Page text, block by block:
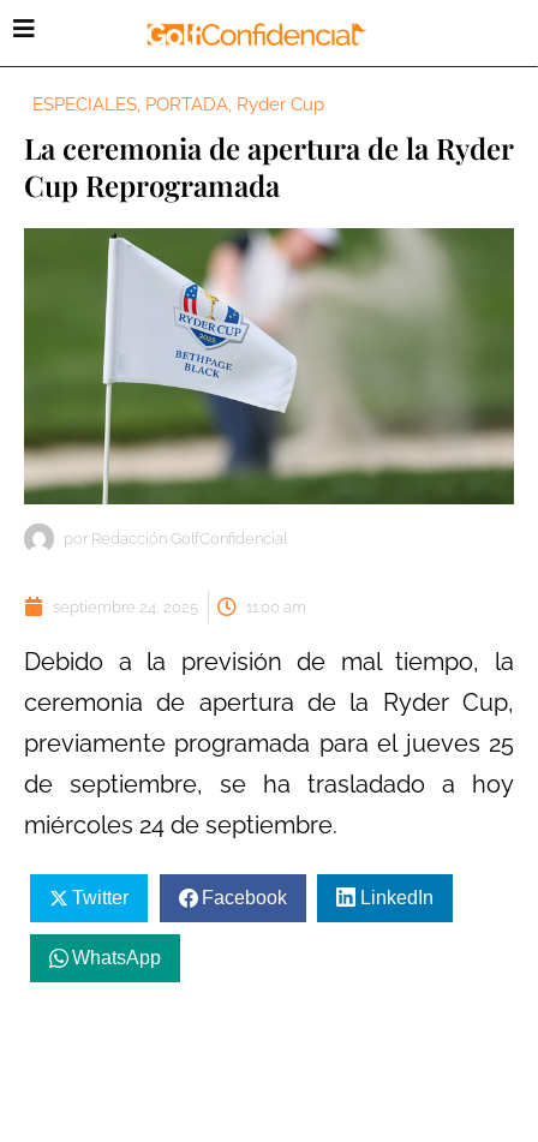
ESPECIALES, PORTADA, Ryder Cup
La ceremonia de apertura de la Ryder
Cup Reprogramada
por Redacción GolfConfidencial
septiembre 24, 2025 11:00 am
Debido a la previsión de mal tiempo, la
ceremonia de apertura de la Ryder Cup,
previamente programada para el jueves 25
de septiembre, se ha trasladado a hoy
miércoles 24 de septiembre.
Twitter Facebook LinkedIn
WhatsApp